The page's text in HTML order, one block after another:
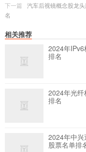
下一篇
汽车后视镜概念股龙
名
相关推荐
2024年
排名
2024年光
排名
2024年中
股票名单排